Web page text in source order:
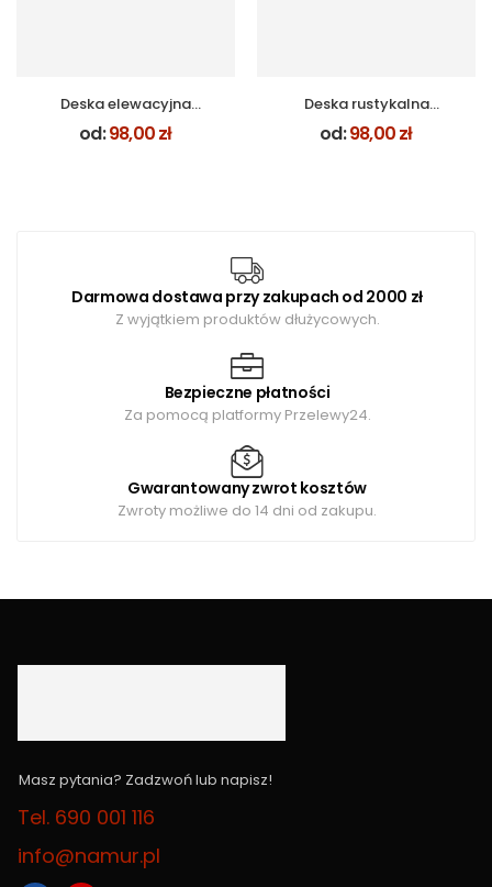
Deska elewacyjna
rustykalna DĄB
NATURALNY
od:98,00zł
Deska rustykalna
PATYNA BEŻ
od:98,00zł
Darmowa dostawa przy zakupach od 2000 zł
Z wyjątkiem produktów dłużycowych.
Bezpieczne płatności
Za pomocą platformy Przelewy24.
Gwarantowany zwrot kosztów
Zwroty możliwe do 14 dni od zakupu.
Masz pytania? Zadzwoń lub napisz!
Tel. 690 001 116
info@namur.pl